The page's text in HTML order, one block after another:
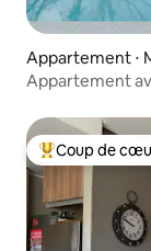
Appartement ⋅
Appartement
Coups de cœur
Coup de